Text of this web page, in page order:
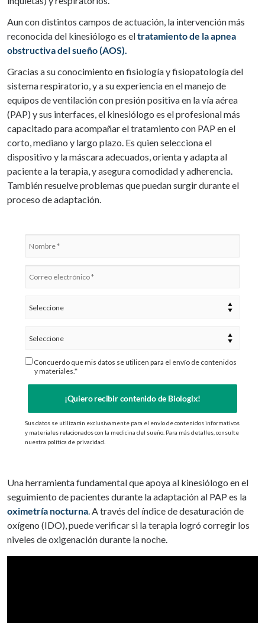
Aun con distintos campos de actuación, la intervención más
reconocida del kinesiólogo es eltratamiento de la apnea
obstructiva del sueño (AOS).
Gracias a su conocimiento en fisiología y fisiopatología del
sistema respiratorio, y a su experiencia en el manejo de
equipos de ventilación con presión positiva en la vía aérea
(PAP) y sus interfaces, el kinesiólogo es el profesional más
capacitado para acompañar el tratamiento con PAP en el
corto, mediano y largo plazo. Es quien selecciona el
dispositivo y la máscara adecuados, orienta y adapta al
paciente a la terapia, y asegura comodidad y adherencia.
También resuelve problemas que puedan surgir durante el
proceso de adaptación.
Concuerdo que mis datos se utilicen para el envío de contenidos
y materiales.*
¡Quiero recibir contenido de Biologix!
Sus datos se utilizarán exclusivamente para el envío de contenidos informativos
y materiales relacionados con la medicina del sueño. Para más detalles, consulte
nuestra política de privacidad.
Una herramienta fundamental que apoya al kinesiólogo en el
seguimiento de pacientes durante la adaptación al PAP es la
oximetría nocturna A través del índice de desaturación de
oxígeno (IDO), puede verificar si la terapia logró corregir los
niveles de oxigenación durante la noche.